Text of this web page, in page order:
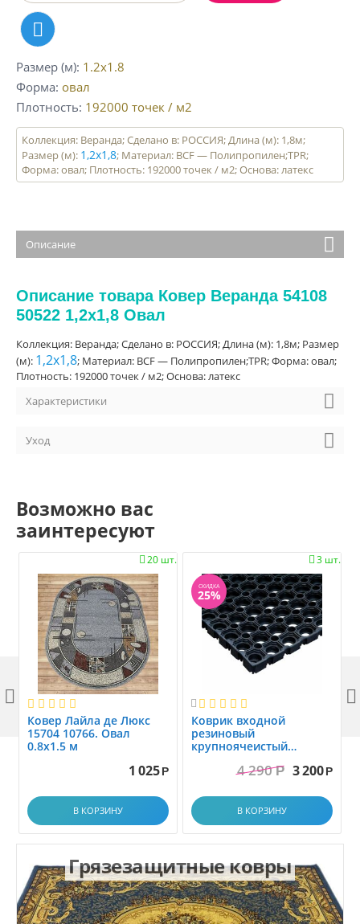
Размер (м) 1.2x1.8
Форма овал
Плотность 192000 точек / м2
Коллекция: Веранда; Сделано в: РОССИЯ; Длина (м): 1,8м;
Размер (м): 1,2х1,8; Материал: BCF — Полипропилен;TPR;
Форма: овал; Плотность: 192000 точек / м2; Основа: латекс
Описание
Описание товара Ковер Веранда 54108
50522 1,2х1,8 Овал
Коллекция: Веранда; Сделано в: РОССИЯ; Длина (м): 1,8м; Размер
(м): 1,2х1,8; Материал: BCF — Полипропилен;TPR; Форма: овал;
Плотность: 192000 точек / м2; Основа: латекс
Характеристики
Уход
Возможно вас
заинтересуют
20 шт.

Ковер Лайла де Люкс
15704 10766. Овал
0.8x1.5 м
1 025 Р
В КОРЗИНУ
3 шт.

СКИДКА
25%

Коврик вxодной
резиновый
крупноячеистый
1.0x1.5 м4 290 Р 3 200 Р
В КОРЗИНУ
 
Грязезащитные ковры